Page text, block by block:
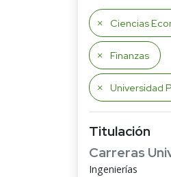
Ciencias
Finanzas
Universidad
Titulación
Carreras
Ingenierías